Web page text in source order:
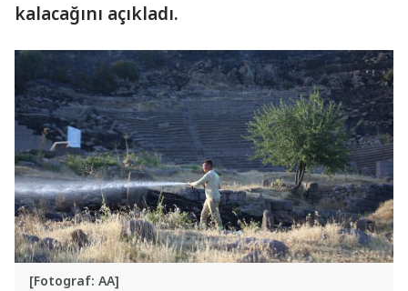
kalacağını açıkladı.
[Fotograf: AA]